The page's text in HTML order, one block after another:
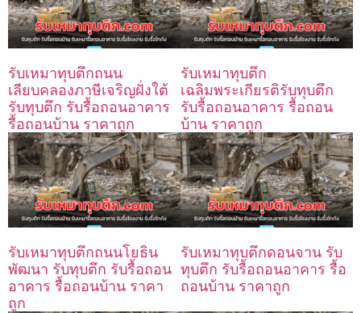
รับเหมาทุบตึกถนน
เลียบคลองภาษีเจริญฝั่งใต้
รับทุบตึก รับรื้อถอนอาคาร
รื้อถอนบ้าน ราคาถูก
รับเหมาทุบตึก
เฉลิมพระเกียรติรับทุบตึก
รับรื้อถอนอาคาร รื้อถอน
บ้าน ราคาถูก
รับเหมาทุบตึกถนนโยธิน
พัฒนา รับทุบตึก รับรื้อถอน
อาคาร รื้อถอนบ้าน ราคา
ถูก
รับเหมาทุบตึกดอนจาน รับ
ทุบตึก รับรื้อถอนอาคาร รื้อ
ถอนบ้าน ราคาถูก